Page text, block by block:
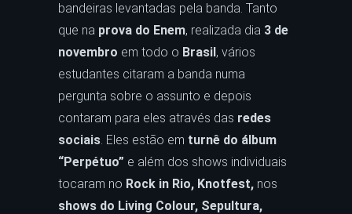
bandeiras levantadas pela banda. Tanto
que na prova do Enem, realizada dia 3 de
novembro em todo o Brasil, vários
estudantes citaram a banda numa
pergunta sobre o assunto e depois
contaram para eles através das redes
sociais. Eles estão em turnê do álbum
“Perpétuo” e além dos shows individuais
tocaram no Rock in Rio, Knotfest, nos
shows do Living Colour, Sepultura,